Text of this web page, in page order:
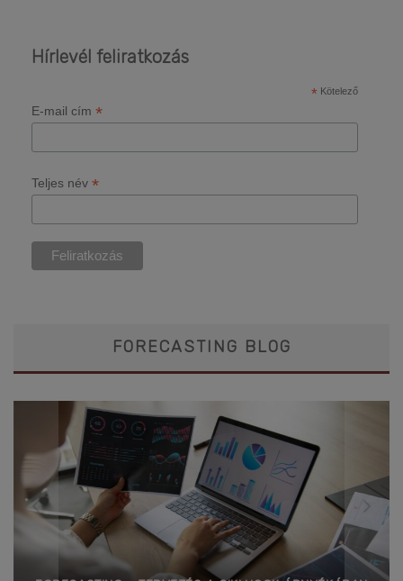
Hírlevél feliratkozás
* Kötelező
E-mail cím *
Teljes név *
FORECASTING BLOG